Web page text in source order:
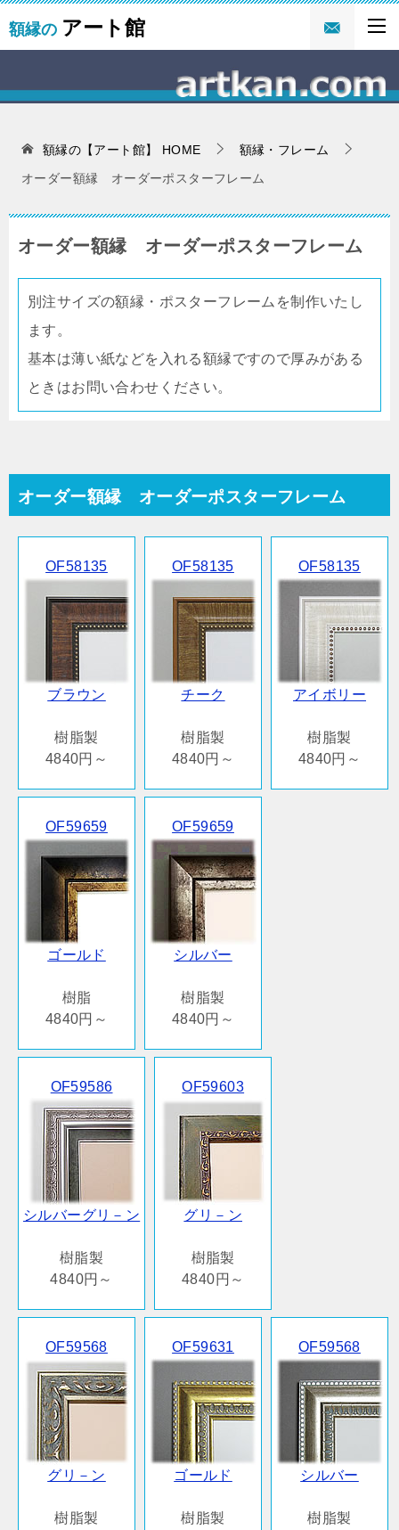
額縁の アート館
額縁の【アート館】 HOME
額縁・フレーム
オーダー額縁 オーダーポスターフレーム
オーダー額縁 オーダーポスターフレーム
別注サイズの額縁・ポスターフレームを制作いたし
ます。
基本は薄い紙などを入れる額縁ですので厚みがある
ときはお問い合わせください。
オーダー額縁 オーダーポスターフレーム
OF58135
ブラウン
樹脂製
4840円～
OF58135
チーク
樹脂製
4840円～
OF58135
アイボリー
樹脂製
4840円～
OF59659
ゴールド
樹脂
4840円～
OF59659
シルバー
樹脂製
4840円～
OF59586
シルバーグリ－ン
樹脂製
4840円～
OF59603
グリ－ン
樹脂製
4840円～
OF59568
グリ－ン
樹脂製
OF59631
ゴールド
樹脂製
OF59568
シルバー
樹脂製